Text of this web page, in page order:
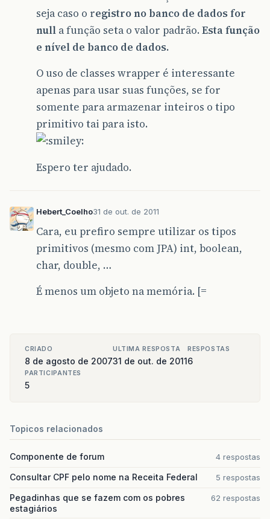
seja caso o registro no banco de dados for
null a função seta o valor padrão. Esta função
e nível de banco de dados.
O uso de classes wrapper é interessante
apenas para usar suas funções, se for
somente para armazenar inteiros o tipo
primitivo tai para isto.
Espero ter ajudado.
Hebert_Coelho31 de out. de 2011
Cara, eu prefiro sempre utilizar os tipos
primitivos (mesmo com JPA) int, boolean,
char, double, …
É menos um objeto na memória. [=
CRIADO
8 de agosto de 2007
ULTIMA RESPOSTA
31 de out. de 2011
RESPOSTAS
6
PARTICIPANTES
5
Topicos relacionados
Componente de forum 4 respostas
Consultar CPF pelo nome na Receita Federal 5 respostas
Pegadinhas que se fazem com os pobres
estagiários
62 respostas